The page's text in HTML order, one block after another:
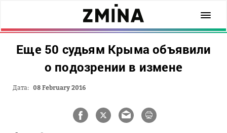
Еще 50 судьям Крыма объявили
о подозрении в измене
Дата: 08 February 2016